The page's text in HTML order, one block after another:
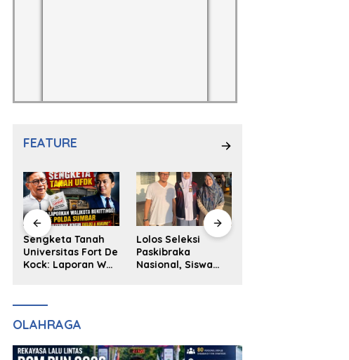
FEATURE
Sengketa Tanah
Universitas Fort De
Kock: Laporan Wali
Harapan Akan
Lolos Seleksi
Paskibraka
Nasional, Siswa
OLAHRAGA